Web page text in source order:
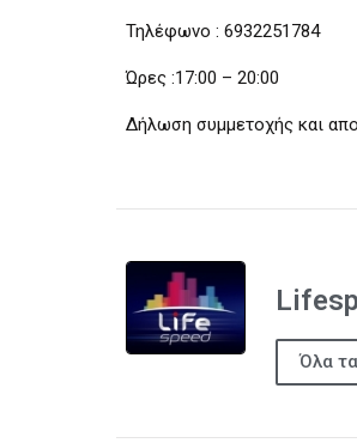
Τηλέφωνο : 6932251784
Ώρες :17:00 – 20:00
Δήλωση συμμετοχής και
Όλα